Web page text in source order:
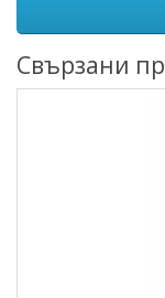
Свързани